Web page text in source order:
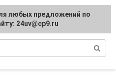
любых предложений по
24uv@cp9.ru